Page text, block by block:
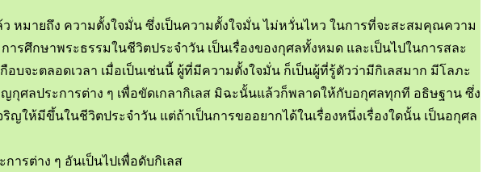
มายถึง ความตั้งใจมั่น ซึ่งเป็นความตั้งใจมั่น ไม่หวั่นไหว ในการที่จะสะสมคุณความ
ศึกษาพระธรรมในชีวิตประจำวัน เป็นเรื่องของกุศลทั้งหมด และเป็นไปในการสละ
จะตลอดเวลา เมื่อเป็นเช่นนี้ ผู้ที่มีความตั้งใจมั่น ก็เป็นผู้ที่รู้ตัวว่ามีกิเลสมาก มีโลภะ
กุศลประการต่าง ๆ เพื่อขัดเกลากิเลส มิฉะนั้นแล้วก็พลาดให้กับอกุศลทุกที อธิษฐาน ซึ่ง
ญให้มีขึ้นในชีวิตประจำวัน แต่ถ้าเป็นการขออยากได้ในเรื่องหนึ่งเรื่องใดนั้น เป็นอกุศล
รต่าง ๆ อันเป็นไปเพื่อดับกิเลส